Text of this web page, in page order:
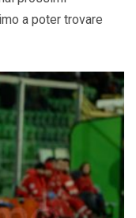
a poter trovare